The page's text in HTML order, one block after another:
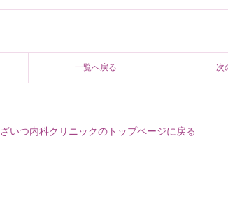
一覧へ戻る 次
ざいつ内科クリニックのトップページに戻る